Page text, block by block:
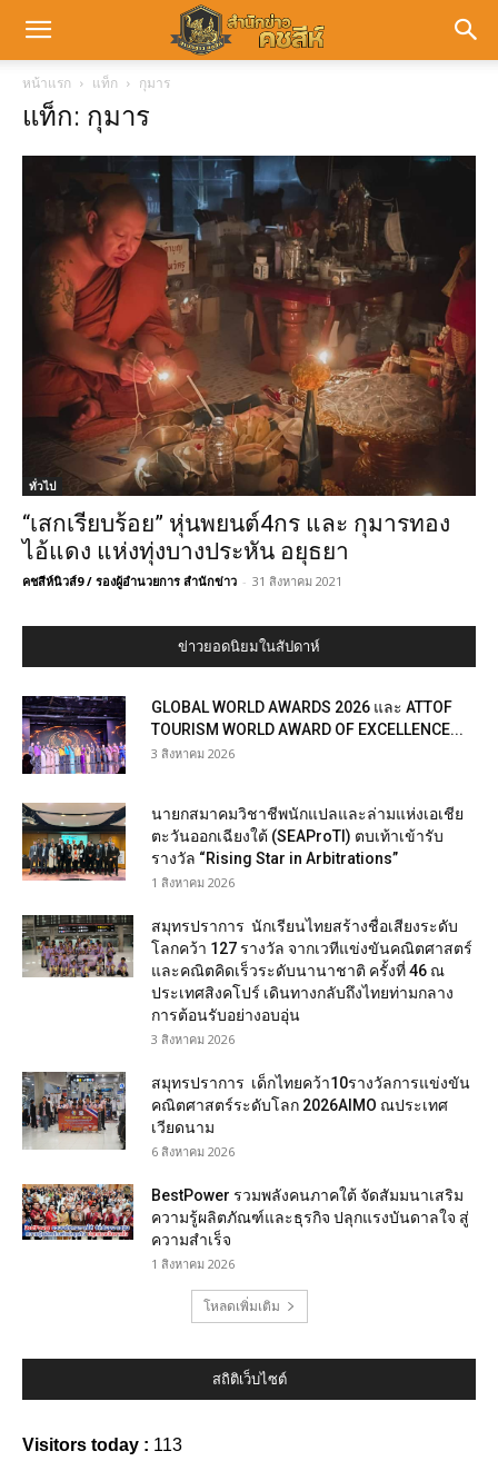
หน้าแรก แท็ก กุมาร
แท็ก: กุมาร
ทั่วไป
“เสกเรียบร้อย” หุ่นพยนต์4กร และ กุมารทอง
ไอ้แดง แห่งทุ่งบางประหัน อยุธยา
คชสีห์นิวส์9 / รองผู้อำนวยการ สำนักข่าว - 31 สิงหาคม 2021
ข่าวยอดนิยมในสัปดาห์
GLOBAL WORLD AWARDS 2026 และ ATTOF
TOURISM WORLD AWARD OF EXCELLENCE...
3 สิงหาคม 2026
นายกสมาคมวิชาชีพนักแปลและล่ามแห่งเอเชีย
ตะวันออกเฉียงใต้ (SEAProTI) ตบเท้าเข้ารับ
รางวัล “Rising Star in Arbitrations”
1 สิงหาคม 2026
สมุทรปราการ นักเรียนไทยสร้างชื่อเสียงระดับ
โลกคว้า 127 รางวัล จากเวทีแข่งขันคณิตศาสตร์
และคณิตคิดเร็วระดับนานาชาติ ครั้งที่ 46 ณ
ประเทศสิงคโปร์ เดินทางกลับถึงไทยท่ามกลาง
การต้อนรับอย่างอบอุ่น
3 สิงหาคม 2026
สมุทรปราการ เด็กไทยคว้า10รางวัลการแข่งขัน
คณิตศาสตร์ระดับโลก 2026AIMO ณประเทศ
เวียดนาม
6 สิงหาคม 2026
BestPower รวมพลังคนภาคใต้ จัดสัมมนาเสริม
ความรู้ผลิตภัณฑ์และธุรกิจ ปลุกแรงบันดาลใจ สู่
ความสำเร็จ
1 สิงหาคม 2026
โหลดเพิ่มเติม
สถิติเว็บไซต์
Visitors today : 113